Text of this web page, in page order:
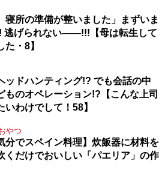
寝所の準備が整いました」まずいま
逃げられない――!!!【母は転生して
た・8】
ッドハンティング!? でも会話の中
ものオペレーション!?【こんな上司
いわけでして！58】
やつ
分でスペイン料理】炊飯器に材料を
くだけでおいしい「パエリア」の作